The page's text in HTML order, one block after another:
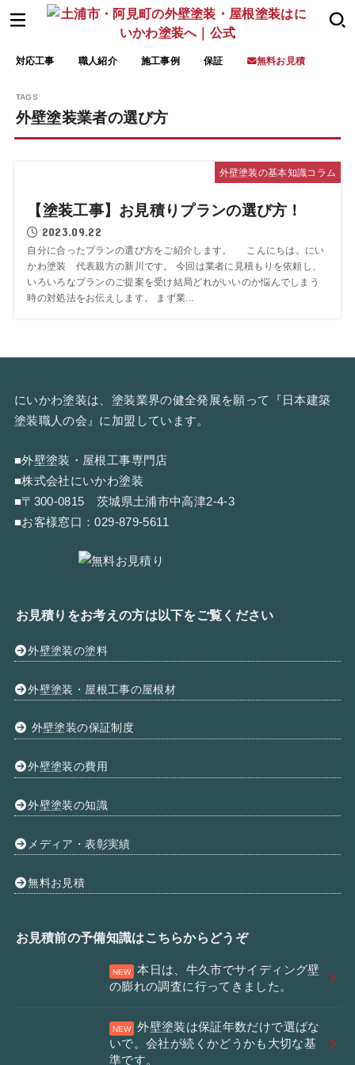
対応工事 職人紹介 施工事例 保証 無料お見積
外壁塗装業者の選び方
外壁塗装の基本知識コラム
【塗装工事】お見積りプランの選び方！
2023.09.22
自分に合ったプランの選び方をご紹介します。 こんにちは。にい
かわ塗装 代表親方の新川です。 今回は業者に見積もりを依頼し、
いろいろなプランのご提案を受け結局どれがいいのか悩んでしまう
時の対処法をお伝えします。 まず業...
にいかわ塗装は、塗装業界の健全発展を願って『 日本建築
塗装職人の会』に加盟しています。
■外壁塗装・屋根工事専門店
■株式会社にいかわ塗装
■〒300-0815 茨城県土浦市中高津2-4-3
■お客様窓口：029-879-5611
お見積りをお考えの方は以下をご覧ください
外壁塗装の塗料
外壁塗装・屋根工事の屋根材
外壁塗装の保証制度
外壁塗装の費用
外壁塗装の知識
メディア・表彰実績
無料お見積
お見積前の予備知識はこちらからどうぞ
本日は、牛久市でサイディング壁
の膨れの調査に行ってきました。
外壁塗装は保証年数だけで選ばな
いで。会社が続くかどうかも大切な基
準です。